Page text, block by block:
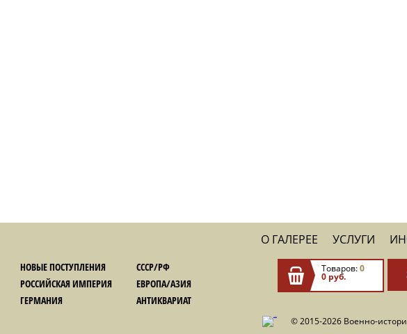
О ГАЛЕРЕЕ УСЛУГИ
НОВЫЕ ПОСТУПЛЕНИЯ
РОССИЙСКАЯ ИМПЕРИЯ
ГЕРМАНИЯ
СССР/РФ
ЕВРОПА/АЗИЯ
АНТИКВАРИАТ
Товаров:0
0 руб.
© 2015-2026 Военно-